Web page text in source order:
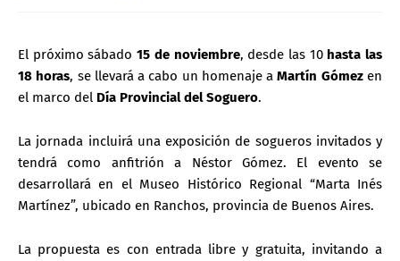
El próximo sábado15 de noviembre, desde las 10 hasta las
18 horas, se llevará a cabo un homenaje aMartín Gómezen
el marco del Día Provincial del Soguero.
La jornada incluirá una exposición de sogueros invitados y
tendrá como anfitrión a Néstor Gómez. El evento se
desarrollará en el Museo Histórico Regional “Marta Inés
Martínez”, ubicado en Ranchos, provincia de Buenos Aires.
La propuesta es con entrada libre y gratuita, invitando a